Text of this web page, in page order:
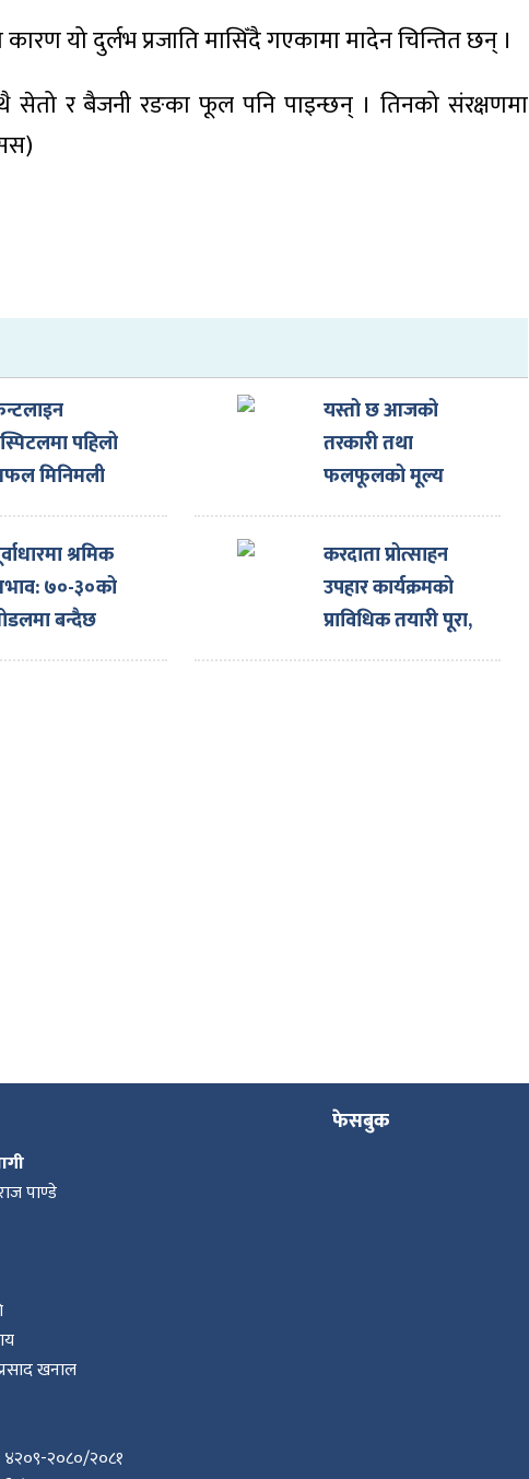
यो दुर्लभ प्रजाति मासिँदै गएकामा मादेन चिन्तित छन् ।
सेतो र बैजनी रङका फूल पनि पाइन्छन् । तिनको संरक्षणमा
पहिलो
मिनिमली
ओपन हर्ट
यस्तो छ आजको
तरकारी तथा
फलफूलको मूल्य
श्रमिक
७०-३०को
बन्दैछ
कम्पनी
करदाता प्रोत्साहन
उपहार कार्यक्रमको
प्राविधिक तयारी पूरा,
शुक्रबार १५ जनालाई
पाण्डे
खनाल
४२०९-२०८०/२०८१
फेसबुक